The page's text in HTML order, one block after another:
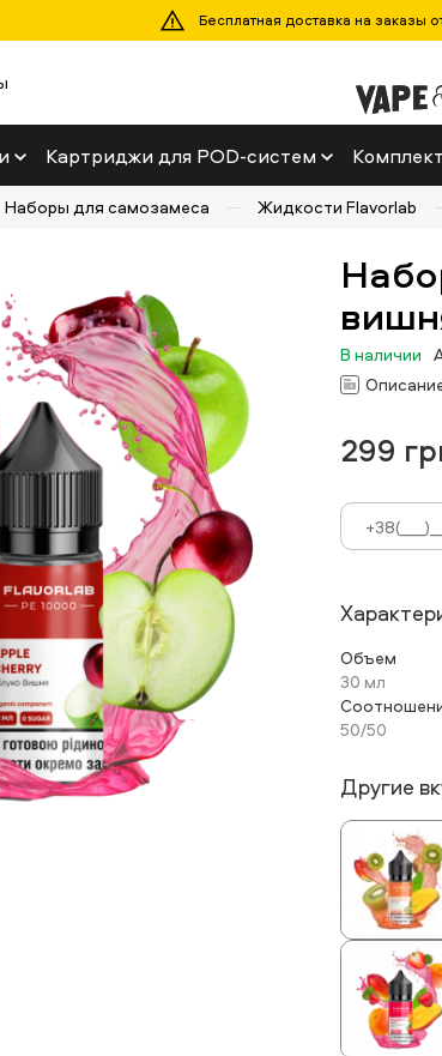
Бесплатная доставка на заказы
Картриджи для POD-систем
Наборы для самозамеса Жидкости Flavorlab
В наличии
299
Объем
30 мл
50/50
Другие